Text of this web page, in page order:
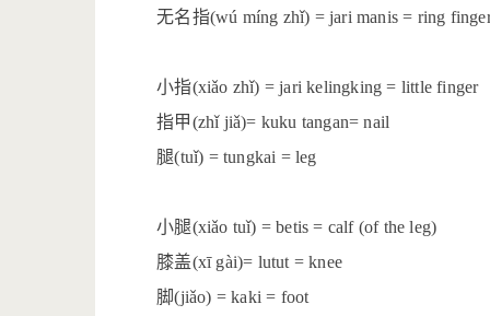
无名指(wú míng zhǐ) = jari manis = ring
小指(xiǎo zhǐ) = jari kelingking = little finger
指甲(zhǐ jiǎ)= kuku tangan= nail
腿(tuǐ) = tungkai = leg
小腿(xiǎo tuǐ) = betis = calf (of the leg)
膝盖(xī gài)= lutut = knee
脚(jiǎo) = kaki = foot